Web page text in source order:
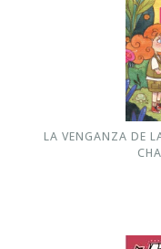
LA VENGANZA DE